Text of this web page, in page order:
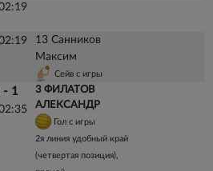
13 Санников
Максим
Сейв с игры
- 1
3 ФИЛАТОВ
АЛЕКСАНДР
Гол с игры
2я линия удобный край
(четвертая позиция),